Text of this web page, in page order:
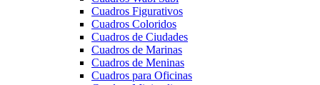
Cuadros Figurativos
Cuadros Coloridos
Cuadros de Ciudades
Cuadros de Marinas
Cuadros de Meninas
Cuadros para Oficinas